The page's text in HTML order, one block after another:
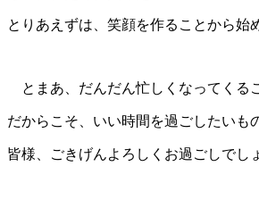
とりあえずは、笑顔を作ることから始
とまあ、だんだん忙しくなってくる
だからこそ、いい時間を過ごしたい
皆様、ごきげんよろしくお過ごしでし